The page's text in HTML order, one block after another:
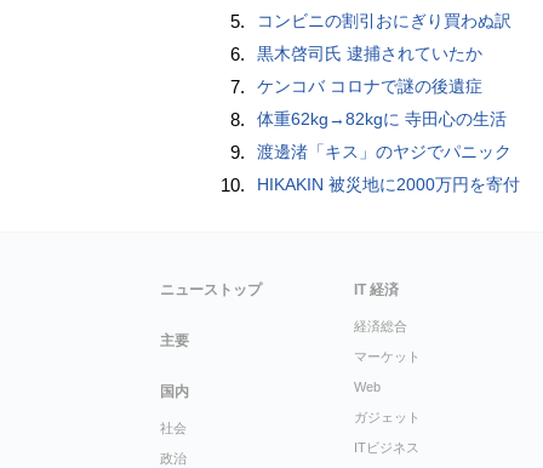
5. コンビニの割引おにぎり買わぬ訳
6. 黒木啓司氏 逮捕されていたか
7. ケンコバ コロナで謎の後遺症
8. 体重62kg→82kgに 寺田心の生活
9. 渡邊渚「キス」のヤジでパニック
10. HIKAKIN 被災地に2000万円を寄付
ニューストップ
主要
国内
社会
政治
IT 経済
経済総合
マーケット
Web
ガジェット
ITビジネス